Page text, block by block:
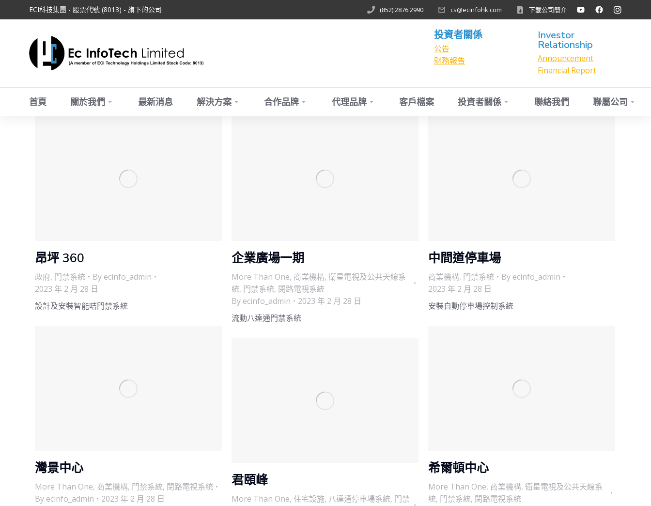
ECI科技集團 - 股票代號 (8013) - 旗下的公司 (852) 2876 2990 cs@ecinfohk.com 下載公司簡介
投資者關係
公告
財務報告
Investor
Relationship
Announcement
Financial Report
首頁 關於我們 最新消息 解決方案 合作品牌 代理品牌 客戶檔案 投資者關係 聯絡我們 聯屬公司
昂坪 360
政府, 門禁系統 By ecinfo_admin
2023 年 2 月 28 日
設計及安裝智能咭門禁系統
企業廣場一期
More Than One, 商業機構, 衛星電視及公共天線系
統, 門禁系統, 閉路電視系統
By ecinfo_admin
2023 年 2 月 28 日
流動八達通門禁系統
中間道停車場
商業機構, 門禁系統 By ecinfo_admin
2023 年 2 月 28 日
安裝自動停車場控制系統
灣景中心
More Than One, 商業機構, 門禁系統, 閉路電視系統
By ecinfo_admin
2023 年 2 月 28 日
希爾頓中心
More Than One, 商業機構, 衛星電視及公共天線系
統, 門禁系統, 閉路電視系統
君頤峰
More Than One, 住宅設施, 八達通停車場系統, 門禁